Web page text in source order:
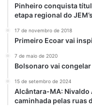
Pinheiro conquista
etapa regional do
17 de novembro de 2018
Primeiro Ecoar vai
7 de maio de 2020
Bolsonaro vai
15 de setembro de 2024
Alcântara-MA:
caminhada pelas ruas